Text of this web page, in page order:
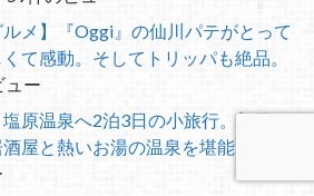
ルメ】『Oggi』の仙川パテがとって
て感動。そしてトリッパも絶品。
ュー
塩原温泉へ2泊3日の小旅行。初日は
屋と熱いお湯の温泉を堪能。